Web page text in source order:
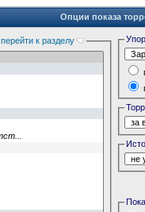
Опции показа
перейти к разделу